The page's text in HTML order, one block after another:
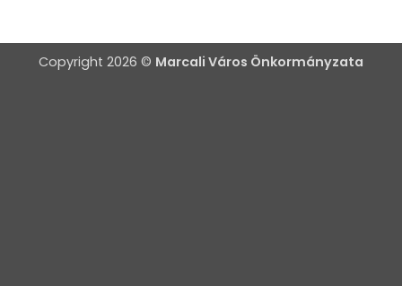
Copyright 2026 © Marcali Város Önkormányzata